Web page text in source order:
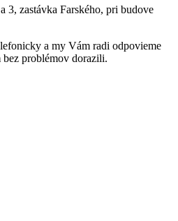
3, zastávka Farského, pri budove
a my Vám radi odpovieme
bez problémov dorazili.